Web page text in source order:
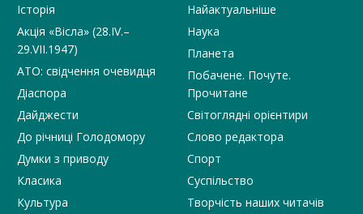
Історія
Акція «Вісла» (28.IV.–
29.VII.1947)
АТО: свідчення очевидця
Діаспора
Дайджести
До річниці Голодомору
Думки з приводу
Класика
Культура
Найактуальніше
Наука
Планета
Побачене. Почуте.
Прочитане
Світоглядні орієнтири
Слово редактора
Спорт
Суспільство
Творчість наших читачів